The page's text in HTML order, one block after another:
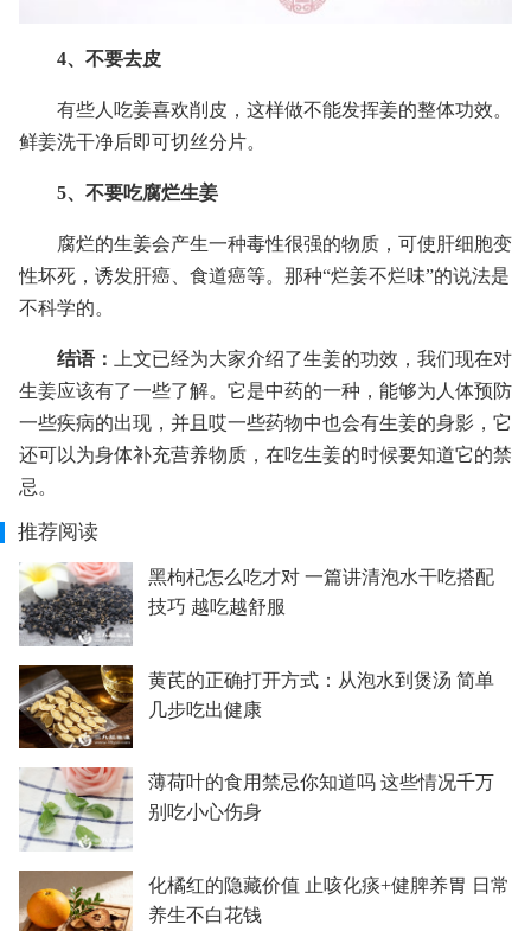
4、不要去皮
有些人吃姜喜欢削皮，这样做不能发挥姜的整体功效。
鲜姜洗干净后即可切丝分片。
5、不要吃腐烂生姜
腐烂的生姜会产生一种毒性很强的物质，可使肝细胞变
性坏死，诱发肝癌、食道癌等。那种“烂姜不烂味”的说法是
不科学的。
结语：
上文已经为大家介绍了生姜的功效，我们现在对
生姜应该有了一些了解。它是中药的一种，能够为人体预防
一些疾病的出现，并且哎一些药物中也会有生姜的身影，它
还可以为身体补充营养物质，在吃生姜的时候要知道它的禁
忌。
推荐阅读
黑枸杞怎么吃才对 一篇讲清泡水干吃搭配
技巧 越吃越舒服
黄芪的正确打开方式：从泡水到煲汤 简单
几步吃出健康
薄荷叶的食用禁忌你知道吗 这些情况千万
别吃小心伤身
化橘红的隐藏价值 止咳化痰+健脾养胃 日常
养生不白花钱